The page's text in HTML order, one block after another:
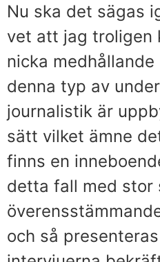
Nu ska det sägas
vet att jag troligen
nicka
denna typ av
journalistik är
sätt vilket ämne
finns en
detta fall med stor
och så